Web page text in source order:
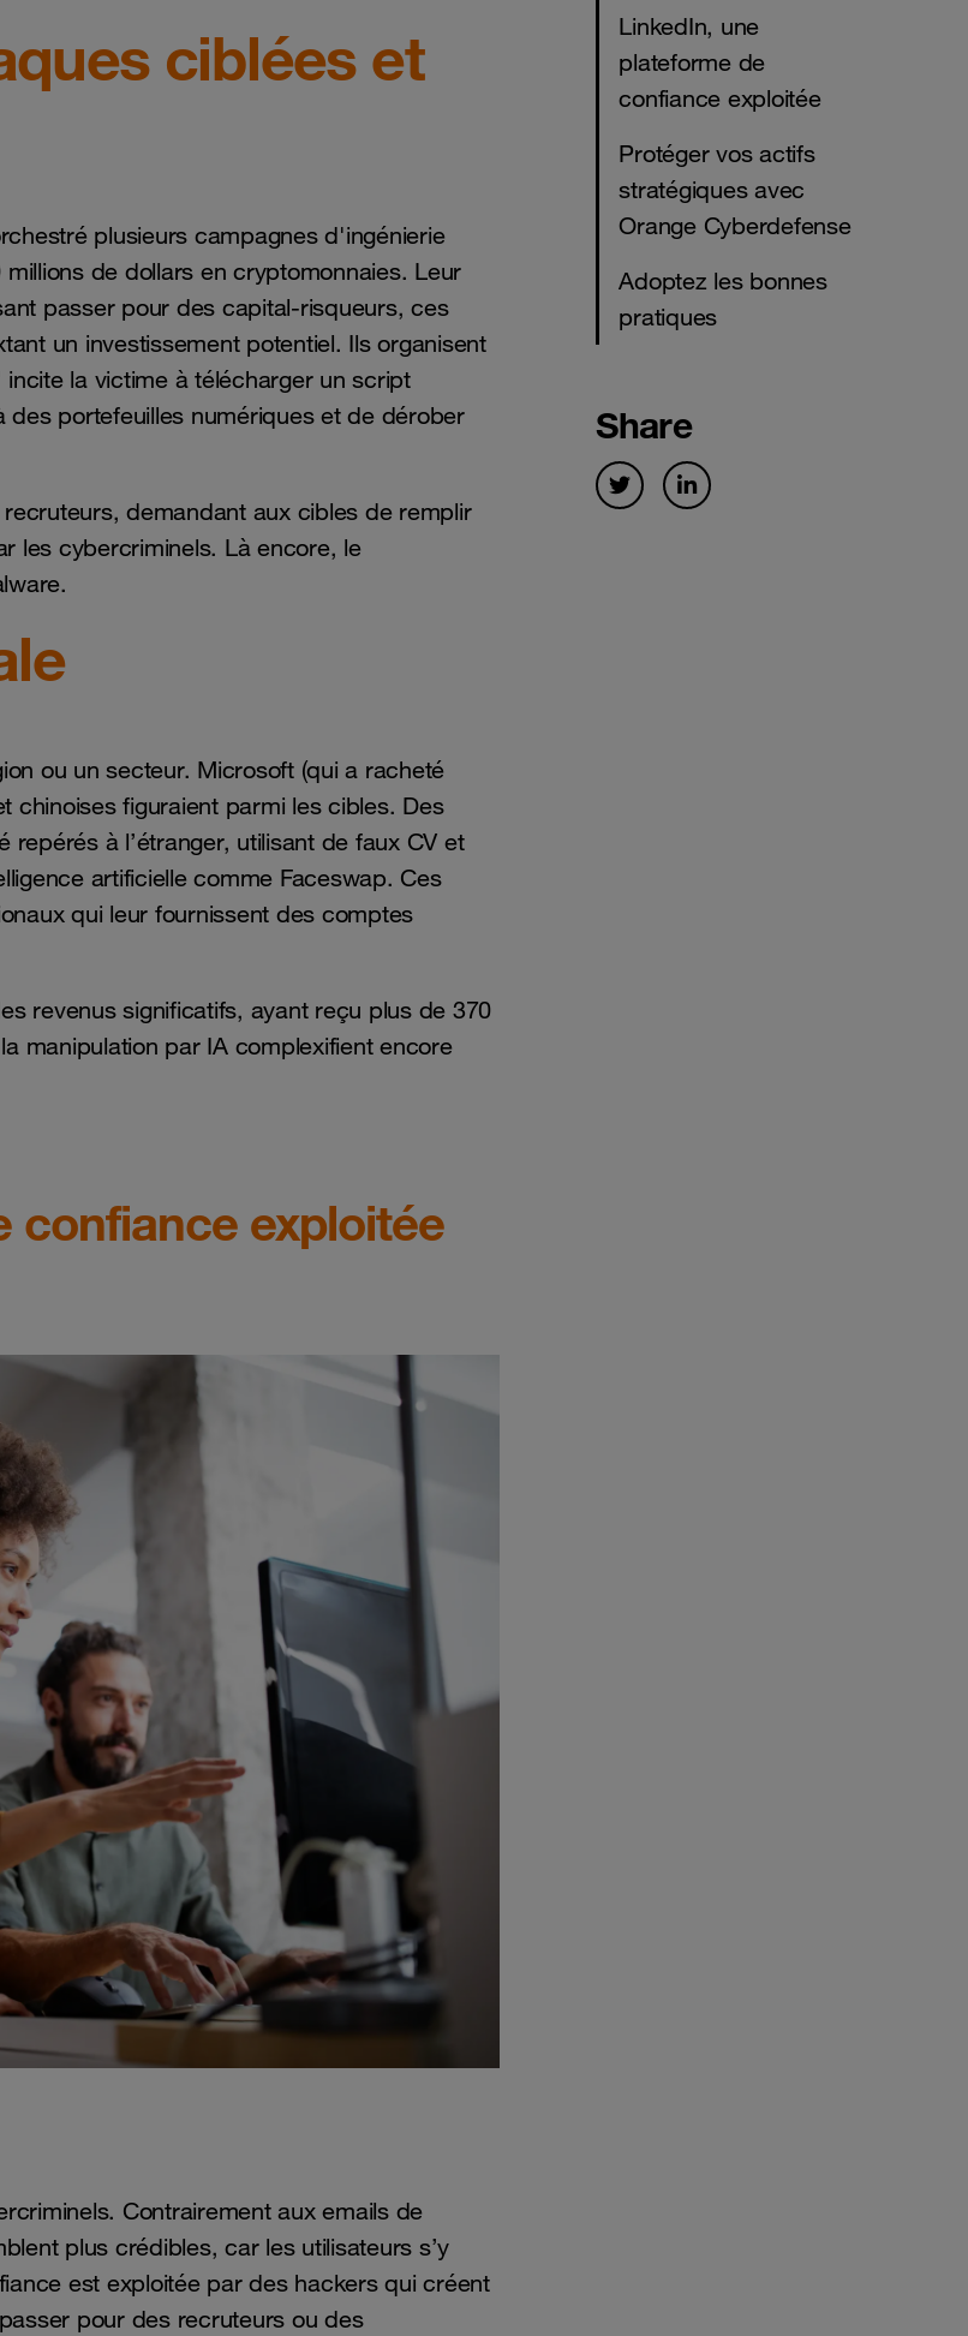
ciblées et
plusieurs campagnes d'ingénierie
de dollars en cryptomonnaies. Leur
passer pour des capital-risqueurs, ces
un investissement potentiel. Ils organisent
la victime à télécharger un script
portefeuilles numériques et de dérober
demandant aux cibles de remplir
les cybercriminels. Là encore, le
ou un secteur. Microsoft (qui a racheté
chinoises figuraient parmi les cibles. Des
à l’étranger, utilisant de faux CV et
artificielle comme Faceswap. Ces
qui leur fournissent des comptes
revenus significatifs, ayant reçu plus de 370
manipulation par IA complexifient encore
confiance exploitée
Contrairement aux emails de
plus crédibles, car les utilisateurs s’y
est exploitée par des hackers qui créent
pour des recruteurs ou des
LinkedIn, une
plateforme de
confiance exploitée
Protéger vos actifs
stratégiques avec
Orange Cyberdefense
Adoptez les bonnes
pratiques
Share